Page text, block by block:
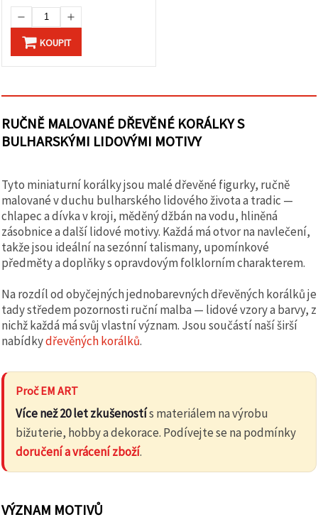
"Uložit"
Přijmout
vše
KOUPIT
RUČNĚ MALOVANÉ DŘEVĚNÉ KORÁLKY S
BULHARSKÝMI LIDOVÝMI MOTIVY
Tyto miniaturní korálky jsou malé dřevěné figurky, ručně
malované v duchu bulharského lidového života a tradic —
chlapec a dívka v kroji, měděný džbán na vodu, hliněná
zásobnice a další lidové motivy. Každá má otvor na navlečení,
takže jsou ideální na sezónní talismany, upomínkové
předměty a doplňky s opravdovým folklorním charakterem.
Na rozdíl od obyčejných jednobarevných dřevěných korálků je
tady středem pozornosti ruční malba — lidové vzory a barvy, z
nichž každá má svůj vlastní význam. Jsou součástí naší širší
nabídkydřevěných korálků.
Proč EM ART
Více než 20 let zkušenostís materiálem na výrobu
bižuterie, hobby a dekorace. Podívejte se na podmínky
doručení a vrácení zboží.
VÝZNAM MOTIVŮ